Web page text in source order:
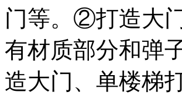
门等。②打造大
有材质部分和弹
造大门、单楼梯